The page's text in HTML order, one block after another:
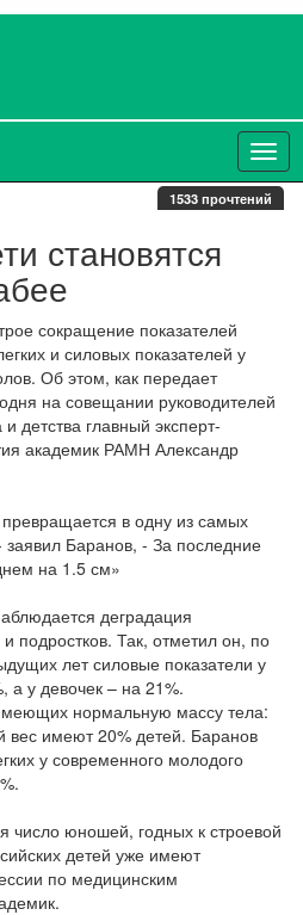
1533 прочтений
становятся
сокращение показателей
и силовых показателей у
Об этом, как передает
на совещании руководителей
детства главный эксперт-
академик РАМН Александр
в одну из самых
Баранов, - За последние
на 1.5 см»
деградация
подростков. Так, отметил он, по
лет силовые показатели у
а у девочек – на 21%.
нормальную массу тела:
вес имеют 20% детей. Баранов
у современного молодого
число юношей, годных к строевой
детей уже имеют
по медицинским